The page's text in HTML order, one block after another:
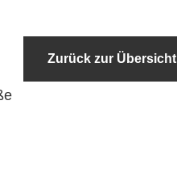
Zurück zur Übersicht